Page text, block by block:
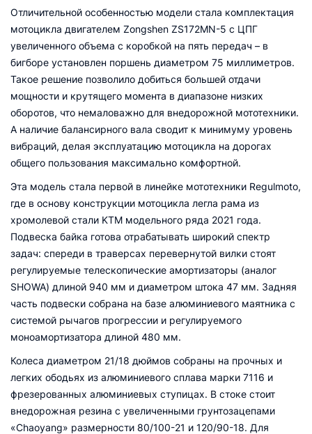
Отличительной особенностью модели стала комплектация
мотоцикла двигателем Zongshen ZS172MN-5 с ЦПГ
увеличенного объема с коробкой на пять передач – в
бигборе установлен поршень диаметром 75 миллиметров.
Такое решение позволило добиться большей отдачи
мощности и крутящего момента в диапазоне низких
оборотов, что немаловажно для внедорожной мототехники.
А наличие балансирного вала сводит к минимуму уровень
вибраций, делая эксплуатацию мотоцикла на дорогах
общего пользования максимально комфортной.
Эта модель стала первой в линейке мототехники Regulmoto,
где в основу конструкции мотоцикла легла рама из
хромолевой стали KTM модельного ряда 2021 года.
Подвеска байка готова отрабатывать широкий спектр
задач: спереди в траверсах перевернутой вилки стоят
регулируемые телескопические амортизаторы (аналог
SHOWA) длиной 940 мм и диаметром штока 47 мм. Задняя
часть подвески собрана на базе алюминиевого маятника с
системой рычагов прогрессии и регулируемого
моноамортизатора длиной 480 мм.
Колеса диаметром 21/18 дюймов собраны на прочных и
легких ободьях из алюминиевого сплава марки 7116 и
фрезерованных алюминиевых ступицах. В стоке стоит
внедорожная резина с увеличенными грунтозацепами
«Chaoyang» размерности 80/100-21 и 120/90-18. Для